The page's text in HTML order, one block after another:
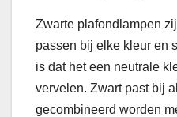
Zwarte plafondlampen
passen bij elke kleur en
is dat het een neutrale
vervelen. Zwart past bij
gecombineerd worden